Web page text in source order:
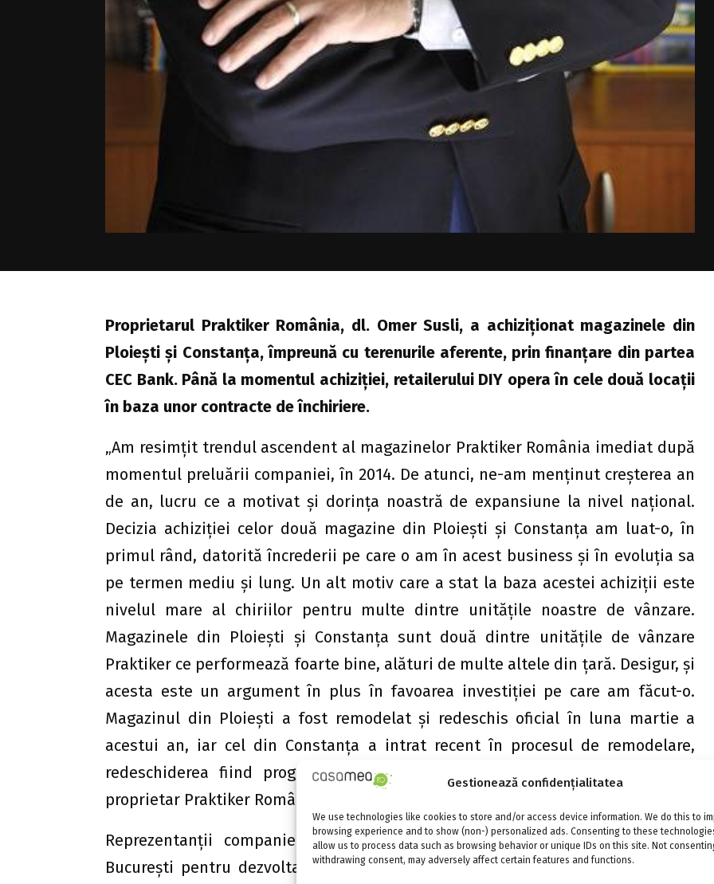
Gestionează confidențialitatea
We use technologies like cookies to store and/or access device information. We do this to
browsing experience and to show (non-) personalized ads. Consenting to these
allow us to process data such as browsing behavior or unique IDs on this site. Not
withdrawing consent, may adversely affect certain features and functions.
Proprietarul Praktiker România, dl. Omer Susli, a achiziţionat magazinele din
Ploieşti şi Constanţa, împreună cu terenurile aferente, prin finanţare din partea
CEC Bank. Până la momentul achiziţiei, retailerului DIY opera în cele două locaţii
în baza unor contracte de închiriere.
„Am resimţit trendul ascendent al magazinelor Praktiker România imediat după
momentul preluării companiei, în 2014. De atunci, ne-am menţinut creşterea an
de an, lucru ce a motivat şi dorinţa noastră de expansiune la nivel naţional.
Decizia achiziţiei celor două magazine din Ploieşti şi Constanţa am luat-o, în
primul rând, datorită încrederii pe care o am în acest business şi în evoluţia sa
pe termen mediu şi lung. Un alt motiv care a stat la baza acestei achiziţii este
nivelul mare al chiriilor pentru multe dintre unităţile noastre de vânzare.
Magazinele din Ploieşti şi Constanţa sunt două dintre unităţile de vânzare
Praktiker ce performează foarte bine, alături de multe altele din ţară. Desigur, şi
acesta este un argument în plus în favoarea investiţiei pe care am făcut-o.
Magazinul din Ploieşti a fost remodelat şi redeschis oficial în luna martie a
acestui an, iar cel din Constanţa a intrat recent în procesul de remodelare,
redeschiderea fiind programată pentru luna mai.”, a spus dl. Omer Susli,
proprietar Praktiker România.
Reprezentanţii companiei îşi doresc să achiziţioneze încă trei terenuri în
Bucureşti pentru dezvoltarea de noi magazine Praktiker. „Cu siguranţă este o